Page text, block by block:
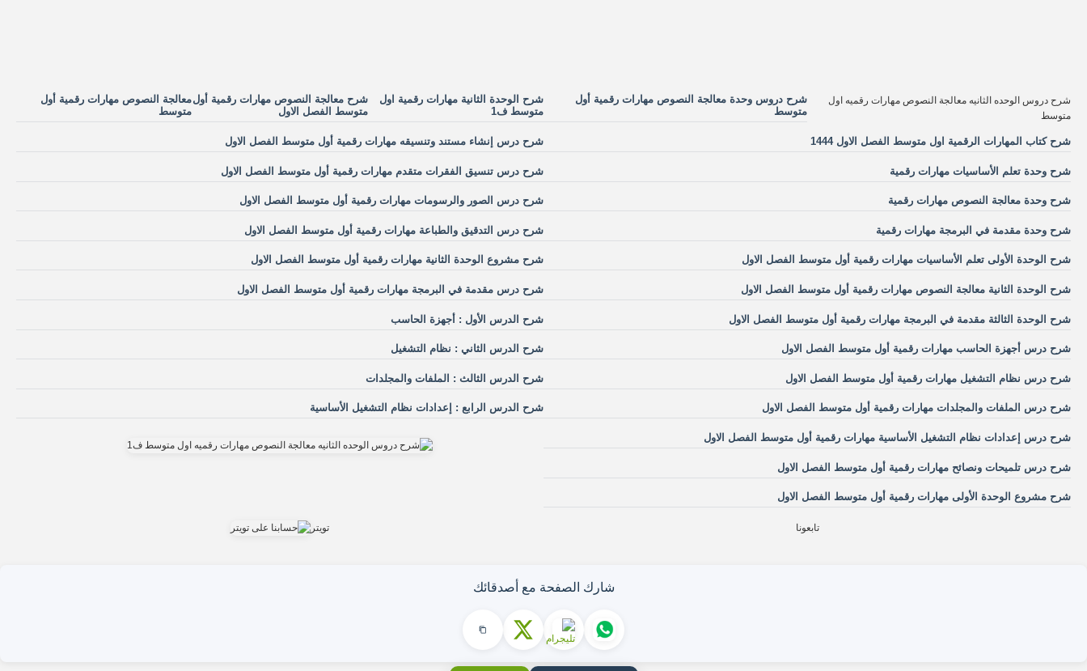
شرح دروس الوحده الثانيه معالجة النصوص مهارات رقميه اول
متوسط
شرح دروس وحدة معالجة النصوص مهارات رقمية أول
متوسط
شرح الوحدة الثانية مهارات رقمية اول
متوسط ف1
شرح معالجة النصوص مهارات رقمية أول
متوسط الفصل الاول
معالجة النصوص مهارات رقمية أول
متوسط
شرح كتاب المهارات الرقمية اول متوسط الفصل الاول 1444
شرح وحدة تعلم الأساسيات مهارات رقمية
شرح وحدة معالجة النصوص مهارات رقمية
شرح وحدة مقدمة في البرمجة مهارات رقمية
شرح الوحدة الأولى تعلم الأساسيات مهارات رقمية أول متوسط الفصل الاول
شرح الوحدة الثانية معالجة النصوص مهارات رقمية أول متوسط الفصل الاول
شرح الوحدة الثالثة مقدمة في البرمجة مهارات رقمية أول متوسط الفصل الاول
شرح درس أجهزة الحاسب مهارات رقمية أول متوسط الفصل الاول
شرح درس نظام التشغيل مهارات رقمية أول متوسط الفصل الاول
شرح درس الملفات والمجلدات مهارات رقمية أول متوسط الفصل الاول
شرح درس إعدادات نظام التشغيل الأساسية مهارات رقمية أول متوسط الفصل الاول
شرح درس تلميحات ونصائح مهارات رقمية أول متوسط الفصل الاول
شرح مشروع الوحدة الأولى مهارات رقمية أول متوسط الفصل الاول
شرح درس إنشاء مستند وتنسيقه مهارات رقمية أول متوسط الفصل الاول
شرح درس تنسيق الفقرات متقدم مهارات رقمية أول متوسط الفصل الاول
شرح درس الصور والرسومات مهارات رقمية أول متوسط الفصل الاول
شرح درس التدقيق والطباعة مهارات رقمية أول متوسط الفصل الاول
شرح مشروع الوحدة الثانية مهارات رقمية أول متوسط الفصل الاول
شرح درس مقدمة في البرمجة مهارات رقمية أول متوسط الفصل الاول
شرح الدرس الأول : أجهزة الحاسب
شرح الدرس الثاني : نظام التشغيل
شرح الدرس الثالث : الملفات والمجلدات
شرح الدرس الرابع : إعدادات نظام التشغيل الأساسية
تابعونا تويتر
شارك الصفحة مع أصدقائك